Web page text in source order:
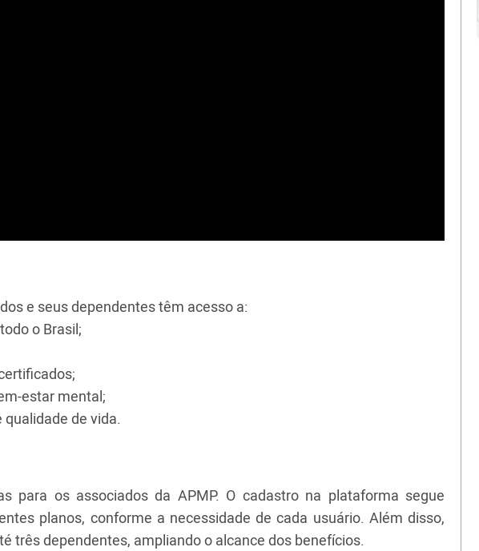
e seus dependentes têm acesso a:
o Brasil;
estar mental;
de vida.
para os associados da APMP. O cadastro na plataforma segue
planos, conforme a necessidade de cada usuário. Além disso,
três dependentes, ampliando o alcance dos benefícios.